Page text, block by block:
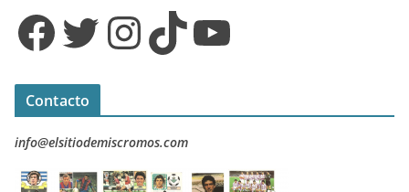
Facebook Twitter InstagramTikTok YouTube
Contacto
info@elsitiodemiscromos.com